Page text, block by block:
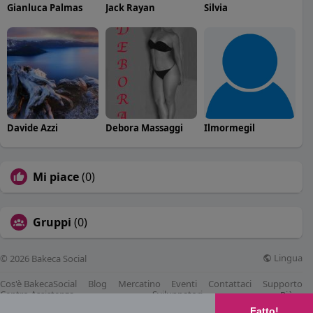
Gianluca Palmas Jack Rayan Silvia
Davide Azzi Debora Massaggi Ilmormegil
Mi piace(0)
Gruppi (0)
© 2026 Bakeca Social Lingua
Cos'è BakecaSocial Blog Mercatino Eventi Contattaci
Supporto
Centro Assistenza
Sviluppatori Più